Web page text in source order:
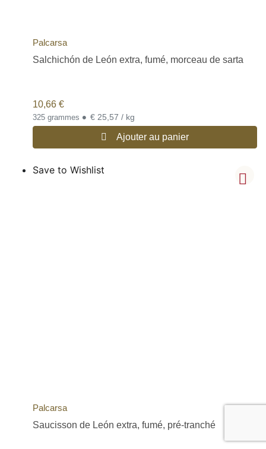
Palcarsa
Salchichón de León extra, fumé, morceau de sarta
10,66 €
325 grammes • € 25,57 / kg
Ajouter au panier
Save to Wishlist
Palcarsa
Saucisson de León extra, fumé, pré-tranché